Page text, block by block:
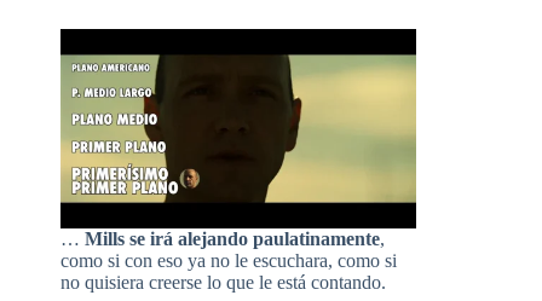
… Mills se irá alejando paulatinamente,
como si con eso ya no le escuchara, como si
no quisiera creerse lo que le está contando.